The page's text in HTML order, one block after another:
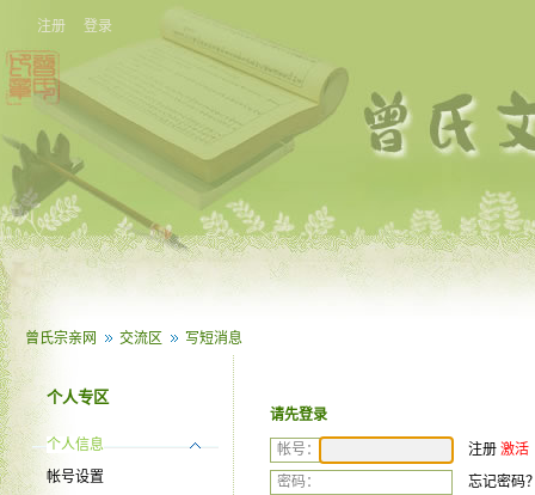
注册 登录
曾氏宗亲网 交流区 写短消息
个人专区
个人信息
帐号设置
请先登录
帐号： 注册 激活
密码：
忘记密码